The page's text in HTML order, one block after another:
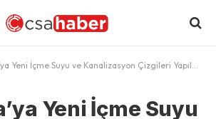
Yeni İçme Suyu ve Kanalizasyon Çizgileri Yapılıyor
Yeni İçme Suyu